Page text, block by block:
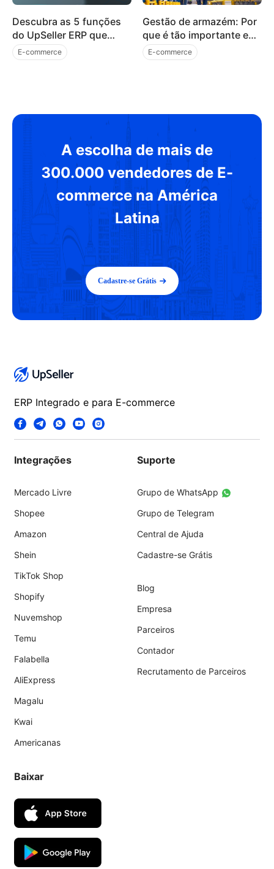
Descubra as 5 funções
do UpSeller ERP que
transformaram meu
negócio online！
E-commerce
Gestão de armazém: Por
que é tão importante e
como implementar a
gestão de armazém
E-commerce
A escolha de mais de
300.000 vendedores de E-
commerce na América
Latina
Cadastre-se Grátis
ERP Integrado e para E-commerce
Integrações
Mercado Livre
Shopee
Amazon
Shein
TikTok Shop
Shopify
Nuvemshop
Temu
Falabella
AliExpress
Magalu
Kwai
Americanas
Suporte
Grupo de WhatsApp
Grupo de Telegram
Central de Ajuda
Cadastre-se Grátis
Blog
Empresa
Parceiros
Contador
Recrutamento de Parceiros
Baixar